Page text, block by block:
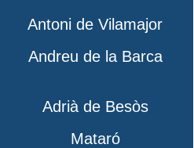
Antoni de Vilamajor
Andreu de la Barca
Adrià de Besòs
Mataró